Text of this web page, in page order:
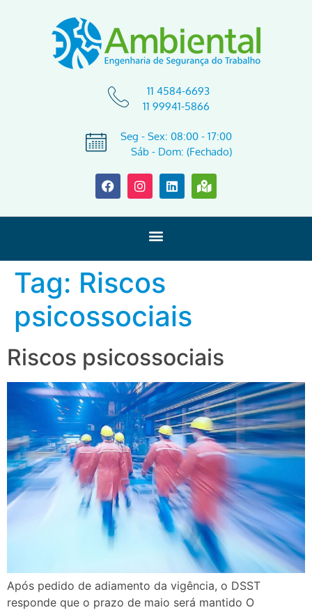
11 4584-6693
11 99941-5866
Seg - Sex: 08:00 - 17:00
Sáb - Dom: (Fechado)
Tag: Riscos
psicossociais
Riscos psicossociais
Após pedido de adiamento da vigência, o DSST
responde que o prazo de maio será mantido O